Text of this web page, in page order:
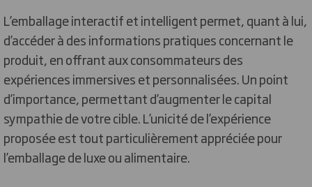
L’emballage interactif et intelligent permet, quant à lui,
d’accéder à des informations pratiques concernant le
produit, en offrant aux consommateurs des
expériences immersives et personnalisées. Un point
d’importance, permettant d’augmenter le capital
sympathie de votre cible. L’unicité de l’expérience
proposée est tout particulièrement appréciée pour
l’emballage de luxe ou alimentaire.